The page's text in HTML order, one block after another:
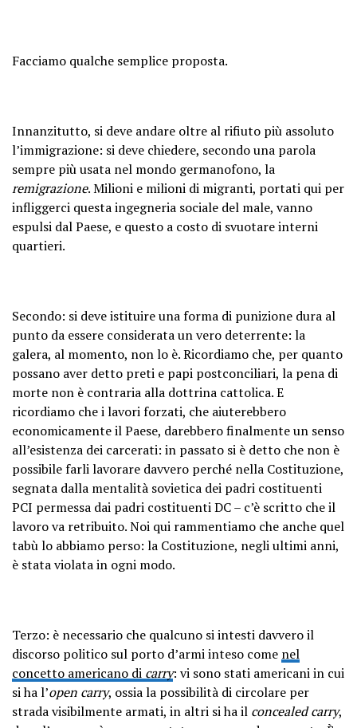
Facciamo qualche semplice proposta.
Innanzitutto, si deve andare oltre al rifiuto più assoluto
l’immigrazione: si deve chiedere, secondo una parola
sempre più usata nel mondo germanofono, la
remigrazione. Milioni e milioni di migranti, portati qui per
infliggerci questa ingegneria sociale del male, vanno
espulsi dal Paese, e questo a costo di svuotare interni
quartieri.
Secondo: si deve istituire una forma di punizione dura al
punto da essere considerata un vero deterrente: la
galera, al momento, non lo è. Ricordiamo che, per quanto
possano aver detto preti e papi postconciliari, la pena di
morte non è contraria alla dottrina cattolica. E
ricordiamo che i lavori forzati, che aiuterebbero
economicamente il Paese, darebbero finalmente un senso
all’esistenza dei carcerati: in passato si è detto che non è
possibile farli lavorare davvero perché nella Costituzione,
segnata dalla mentalità sovietica dei padri costituenti
PCI permessa dai padri costituenti DC – c’è scritto che il
lavoro va retribuito. Noi qui rammentiamo che anche quel
tabù lo abbiamo perso: la Costituzione, negli ultimi anni,
è stata violata in ogni modo.
Terzo: è necessario che qualcuno si intesti davvero il
discorso politico sul porto d’armi inteso come nel
concetto americano di carry: vi sono stati americani in cui
si ha l’open carry, ossia la possibilità di circolare per
strada visibilmente armati, in altri si ha il concealed carry,